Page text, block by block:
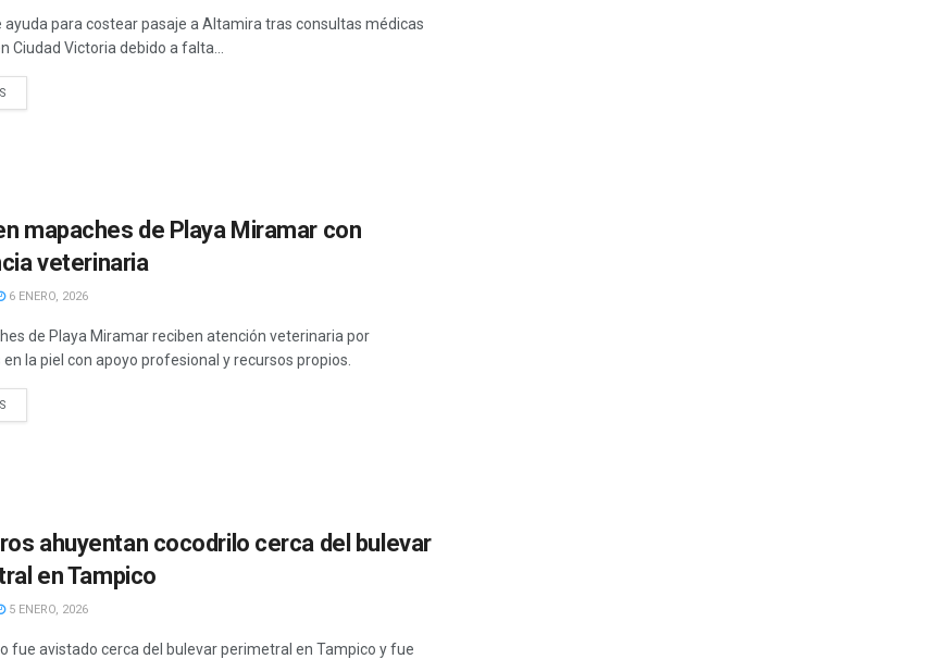
ayuda para costear pasaje a Altamira tras consultas médicas
Ciudad Victoria debido a falta...
mapaches de Playa Miramar con
veterinaria
6 ENERO, 2026
de Playa Miramar reciben atención veterinaria por
la piel con apoyo profesional y recursos propios.
ahuyentan cocodrilo cerca del bulevar
en Tampico
5 ENERO, 2026
fue avistado cerca del bulevar perimetral en Tampico y fue